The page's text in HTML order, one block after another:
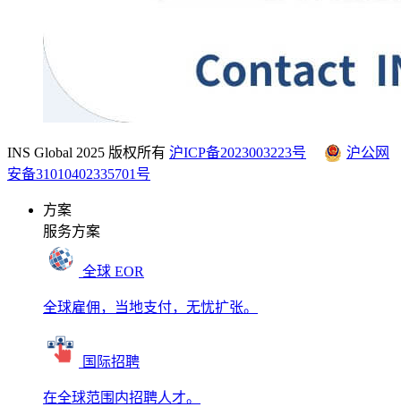
INS Global 2025 版权所有 沪ICP备2023003223号
沪公网
安备31010402335701号
方案
服务方案
全球 EOR
全球雇佣，当地支付，无忧扩张。
国际招聘
在全球范围内招聘人才。